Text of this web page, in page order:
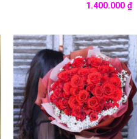
1.400.000 ₫